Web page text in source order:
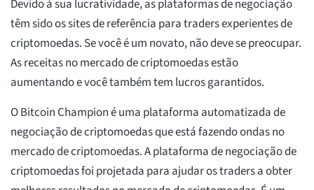
Devido à sua lucratividade, as plataformas de negociação
têm sido os sites de referência para traders experientes de
criptomoedas. Se você é um novato, não deve se preocupar.
As receitas no mercado de criptomoedas estão
aumentando e você também tem lucros garantidos.
O Bitcoin Champion é uma plataforma automatizada de
negociação de criptomoedas que está fazendo ondas no
mercado de criptomoedas. A plataforma de negociação de
criptomoedas foi projetada para ajudar os traders a obter